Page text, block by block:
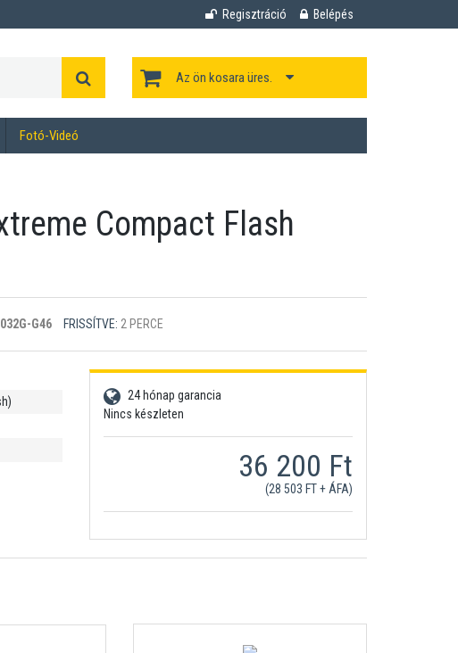
Regisztráció Belépés
Az ön kosara üres.
Fotó-Videó
Compact Flash
G46 FRISSÍTVE: 2 PERCE
24 hónap garancia
Nincs készleten
36 200 Ft
(28 503 FT + ÁFA)